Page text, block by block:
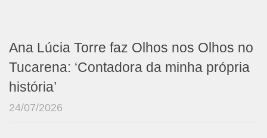
Ana Lúcia Torre faz Olhos nos Olhos no
Tucarena: ‘Contadora da minha própria
história’
24/07/2026